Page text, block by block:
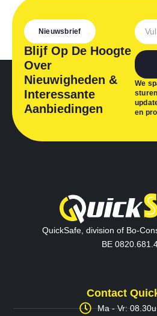
Nieuwsbrief
Blijf Op De Hoogte
Over
Nieuwigheden &
Interessante
Aanbiedingen
We
en
QuickSafe, division of Bo-
BE
Contact
Ma - Vr: